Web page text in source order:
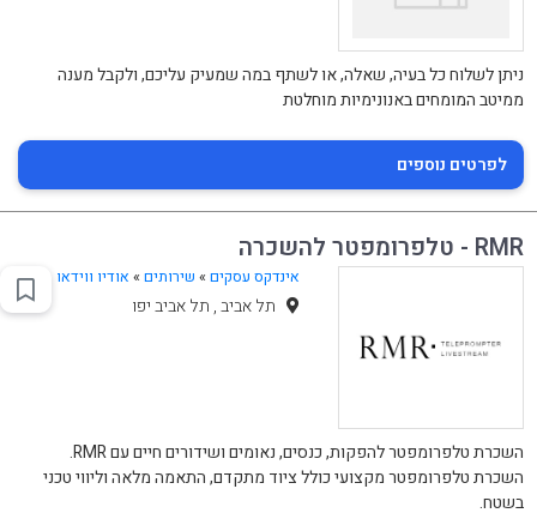
ניתן לשלוח כל בעיה, שאלה, או לשתף במה שמעיק עליכם, ולקבל מענה
ממיטב המומחים באנונימיות מוחלטת
לפרטים נוספים
RMR - טלפרומפטר להשכרה
אינדקס עסקים » שירותים» אודיו ווידאו
תל אביב , תל אביב יפו
השכרת טלפרומפטר להפקות, כנסים, נאומים ושידורים חיים עם RMR.
השכרת טלפרומפטר מקצועי כולל ציוד מתקדם, התאמה מלאה וליווי טכני
בשטח.